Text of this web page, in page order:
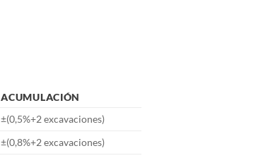
ACUMULACIÓN
±(0,5%+2 excavaciones)
±(0,8%+2 excavaciones)